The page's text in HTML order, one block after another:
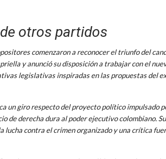
otros partidos
comenzaron a reconocer el triunfo del
y anunció su disposición a trabajar con el
legislativas inspiradas en las propuestas del
un giro respecto del proyecto político impulsado
de derecha dura al poder ejecutivo colombiano.
lucha contra el crimen organizado y una crítica